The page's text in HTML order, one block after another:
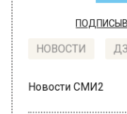
НОВОСТИ